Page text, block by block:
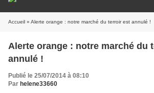
Accueil » Alerte orange : notre marché du terroir est annulé !
Alerte orange : notre marché du
annulé !
Publié le 25/07/2014 à 08:10
Par helene33660